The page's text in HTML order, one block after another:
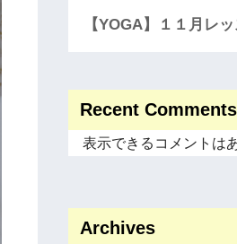
【YOGA】１１月レ
Recent Comments
表示できるコメントは
Archives